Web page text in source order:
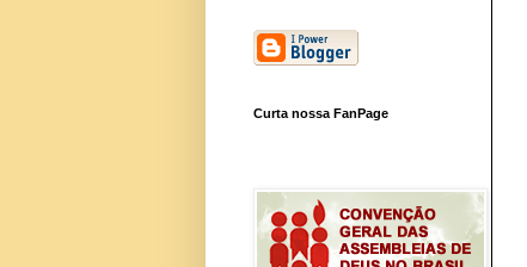
Curta nossa FanPage